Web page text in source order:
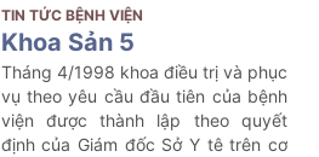
Khoa Sản A trước đây gồm đơn
nguyên đỡ đẻ và đơn nguyên điều
trị hậu sản đã được tách làm 2 khoa
riêng biệt: Sản I (Đỡ đẻ và theo dõi
sản phụ sau đẻ 6h đầu); Sản II
(Theo dõi, chăm sóc và điều trị các
giường bệnh, 1 phòng đẻ, 1 phòng
mổ đẻ, 1 phòng mổ phụ. Tổng số
biên chế ban đầu là 52 người với
nhiệm vụ là đỡ đẻ, mổ lấy thai, mổ
phụ khoa và phẫu thuật nội soi,
điều trị hậu phẫu, hậu sản.
TIN TỨC BỆNH VIỆN
Khoa Sản 5
Tháng 4/1998 khoa điều trị và phục
vụ theo yêu cầu đầu tiên của bệnh
viện được thành lập theo quyết
định của Giám đốc Sở Y tê trên cơ